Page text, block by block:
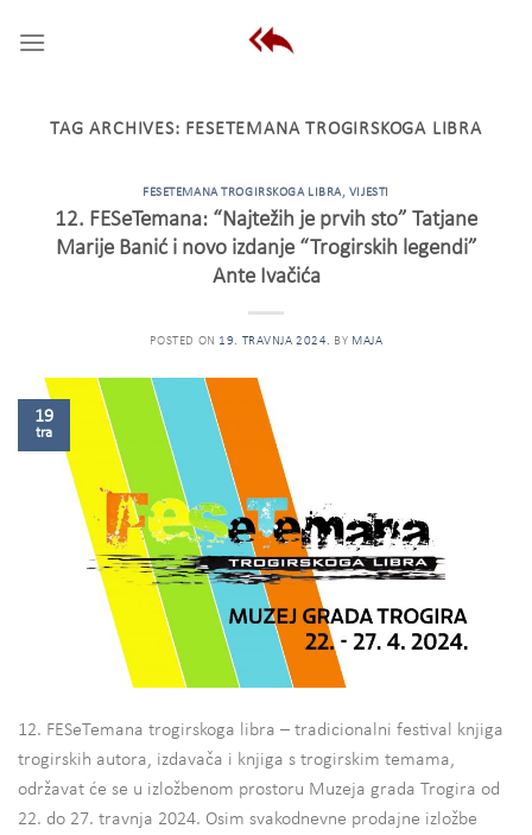
TAG ARCHIVES: FESETEMANA TROGIRSKOGA LIBRA
FESETEMANA TROGIRSKOGA LIBRA, VIJESTI
12. FESeTemana: “Najtežih je prvih sto” Tatjane
Marije Banić i novo izdanje “Trogirskih legendi”
Ante Ivačića
POSTED ON 19. TRAVNJA 2024. BY MAJA
19
tra
12. FESeTemana trogirskoga libra – tradicionalni festival knjiga
trogirskih autora, izdavača i knjiga s trogirskim temama,
održavat će se u izložbenom prostoru Muzeja grada Trogira od
22. do 27. travnja 2024. Osim svakodnevne prodajne izložbe